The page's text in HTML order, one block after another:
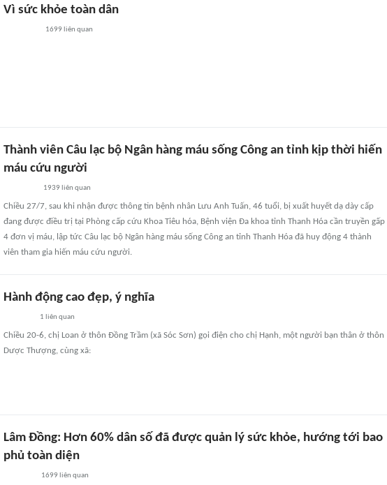
Vì sức khỏe toàn dân
1699 liên quan
Thành viên Câu lạc bộ Ngân hàng máu sống Công an tỉnh kịp thời hiến
máu cứu người
1939 liên quan
Chiều 27/7, sau khi nhận được thông tin bệnh nhân Lưu Anh Tuấn, 46 tuổi, bị xuất huyết dạ dày cấp
đang được điều trị tại Phòng cấp cứu Khoa Tiêu hóa, Bệnh viện Đa khoa tỉnh Thanh Hóa cần truyền gấp
4 đơn vị máu, lập tức Câu lạc bộ Ngân hàng máu sống Công an tỉnh Thanh Hóa đã huy động 4 thành
viên tham gia hiến máu cứu người.
Hành động cao đẹp, ý nghĩa
1 liên quan
Chiều 20-6, chị Loan ở thôn Đồng Trầm (xã Sóc Sơn) gọi điện cho chị Hạnh, một người bạn thân ở thôn
Dược Thượng, cùng xã:
Lâm Đồng: Hơn 60% dân số đã được quản lý sức khỏe, hướng tới bao
phủ toàn diện
1699 liên quan